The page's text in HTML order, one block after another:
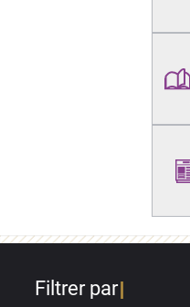
Filtrer par